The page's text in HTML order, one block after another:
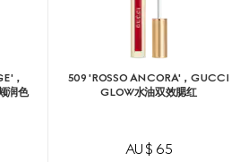
，
润色
509 'ROSSO ANCORA'，GUCCI
GLOW水油双效腮红
AU$ 65